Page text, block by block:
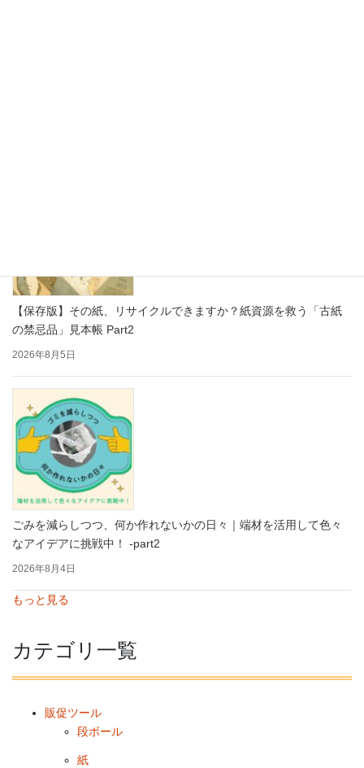
【保存版】その紙、リサイクルできますか？紙資源を救う「古紙
の禁忌品」見本帳 Part2
2026年8月5日
ごみを減らしつつ、何か作れないかの日々｜端材を活用して色々
なアイデアに挑戦中！ -part2
2026年8月4日
もっと見る
カテゴリ一覧
販促ツール
段ボール
紙